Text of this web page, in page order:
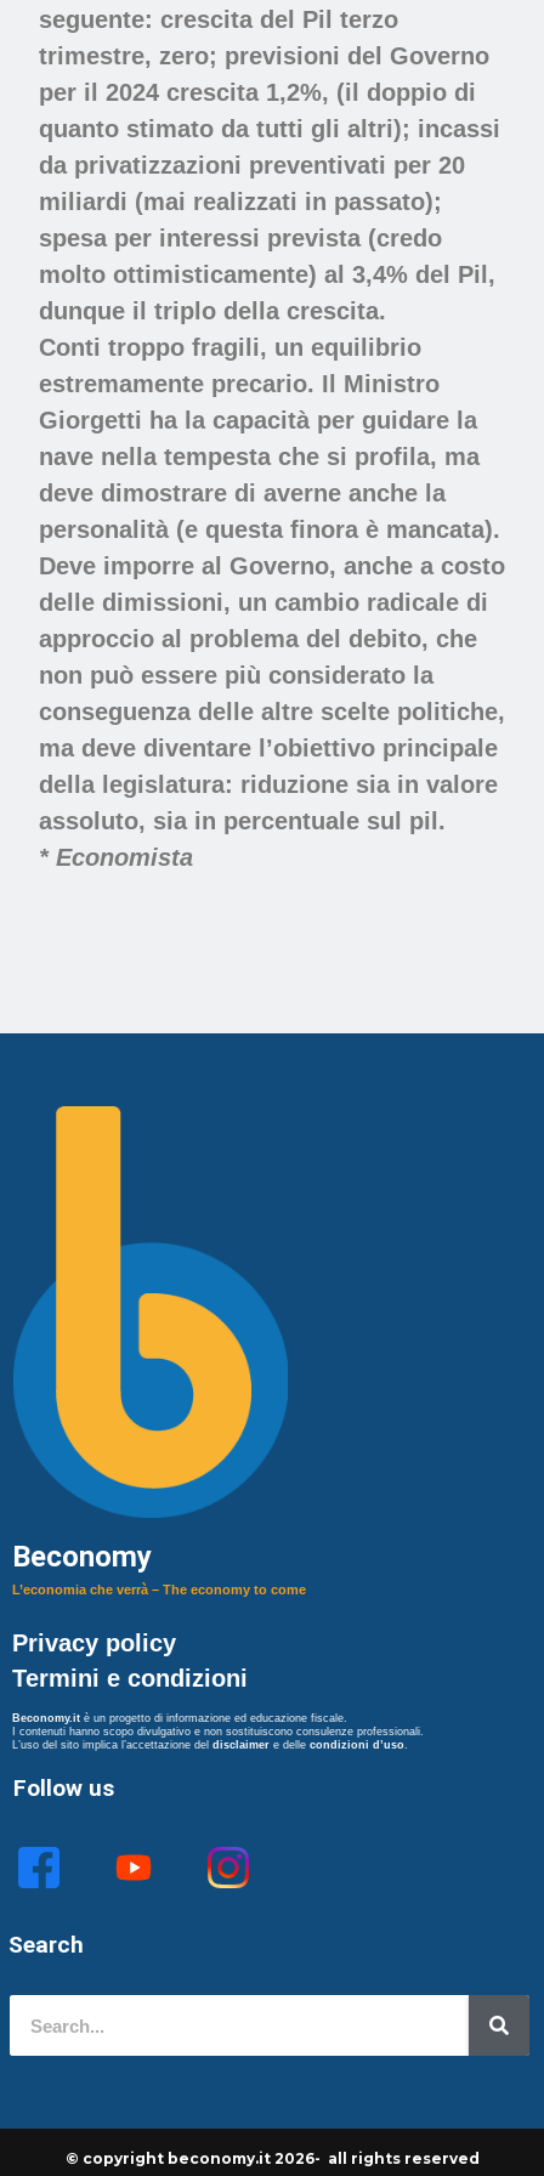
seguente: crescita del Pil terzo
trimestre, zero; previsioni del Governo
per il 2024 crescita 1,2%, (il doppio di
quanto stimato da tutti gli altri); incassi
da privatizzazioni preventivati per 20
miliardi (mai realizzati in passato);
spesa per interessi prevista (credo
molto ottimisticamente) al 3,4% del Pil,
dunque il triplo della crescita.
Conti troppo fragili, un equilibrio
estremamente precario. Il Ministro
Giorgetti ha la capacità per guidare la
nave nella tempesta che si profila, ma
deve dimostrare di averne anche la
personalità (e questa finora è mancata).
Deve imporre al Governo, anche a costo
delle dimissioni, un cambio radicale di
approccio al problema del debito, che
non può essere più considerato la
conseguenza delle altre scelte politiche,
ma deve diventare l’obiettivo principale
della legislatura: riduzione sia in valore
assoluto, sia in percentuale sul pil.
* Economista
Beconomy
L’economia che verrà – The economy to come
Privacy policy
Termini e condizioni
Beconomy.it è un progetto di informazione ed educazione fiscale.
I contenuti hanno scopo divulgativo e non sostituiscono consulenze professionali.
L’uso del sito implica l’accettazione del disclaimer e delle condizioni d’uso.
Follow us
Search
© copyright beconomy.it 2026- all rights reserved